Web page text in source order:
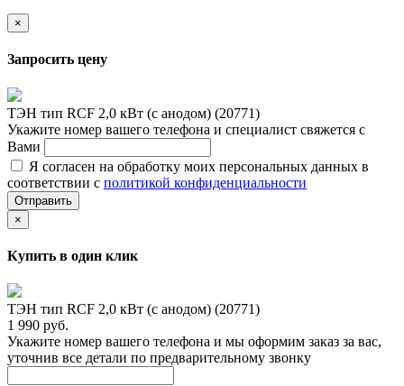
×
Запросить цену
ТЭН тип RCF 2,0 кВт (с анодом) (20771)
Укажите номер вашего телефона и специалист свяжется с
Вами
Я согласен на обработку моих персональных данных в
соответствии с политикой конфиденциальности
Отправить
×
Купить в один клик
ТЭН тип RCF 2,0 кВт (с анодом) (20771)
1 990 руб.
Укажите номер вашего телефона и мы оформим заказ за вас,
уточнив все детали по предварительному звонку